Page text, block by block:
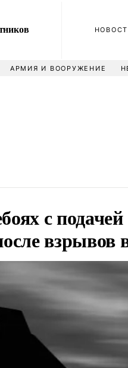
АРМИЯ И ВООРУЖЕНИЕ
с подачей
взрывов